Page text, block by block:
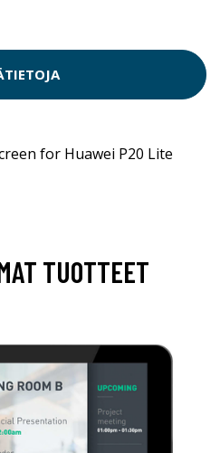
for Huawei P20 Lite
TUOTTEET